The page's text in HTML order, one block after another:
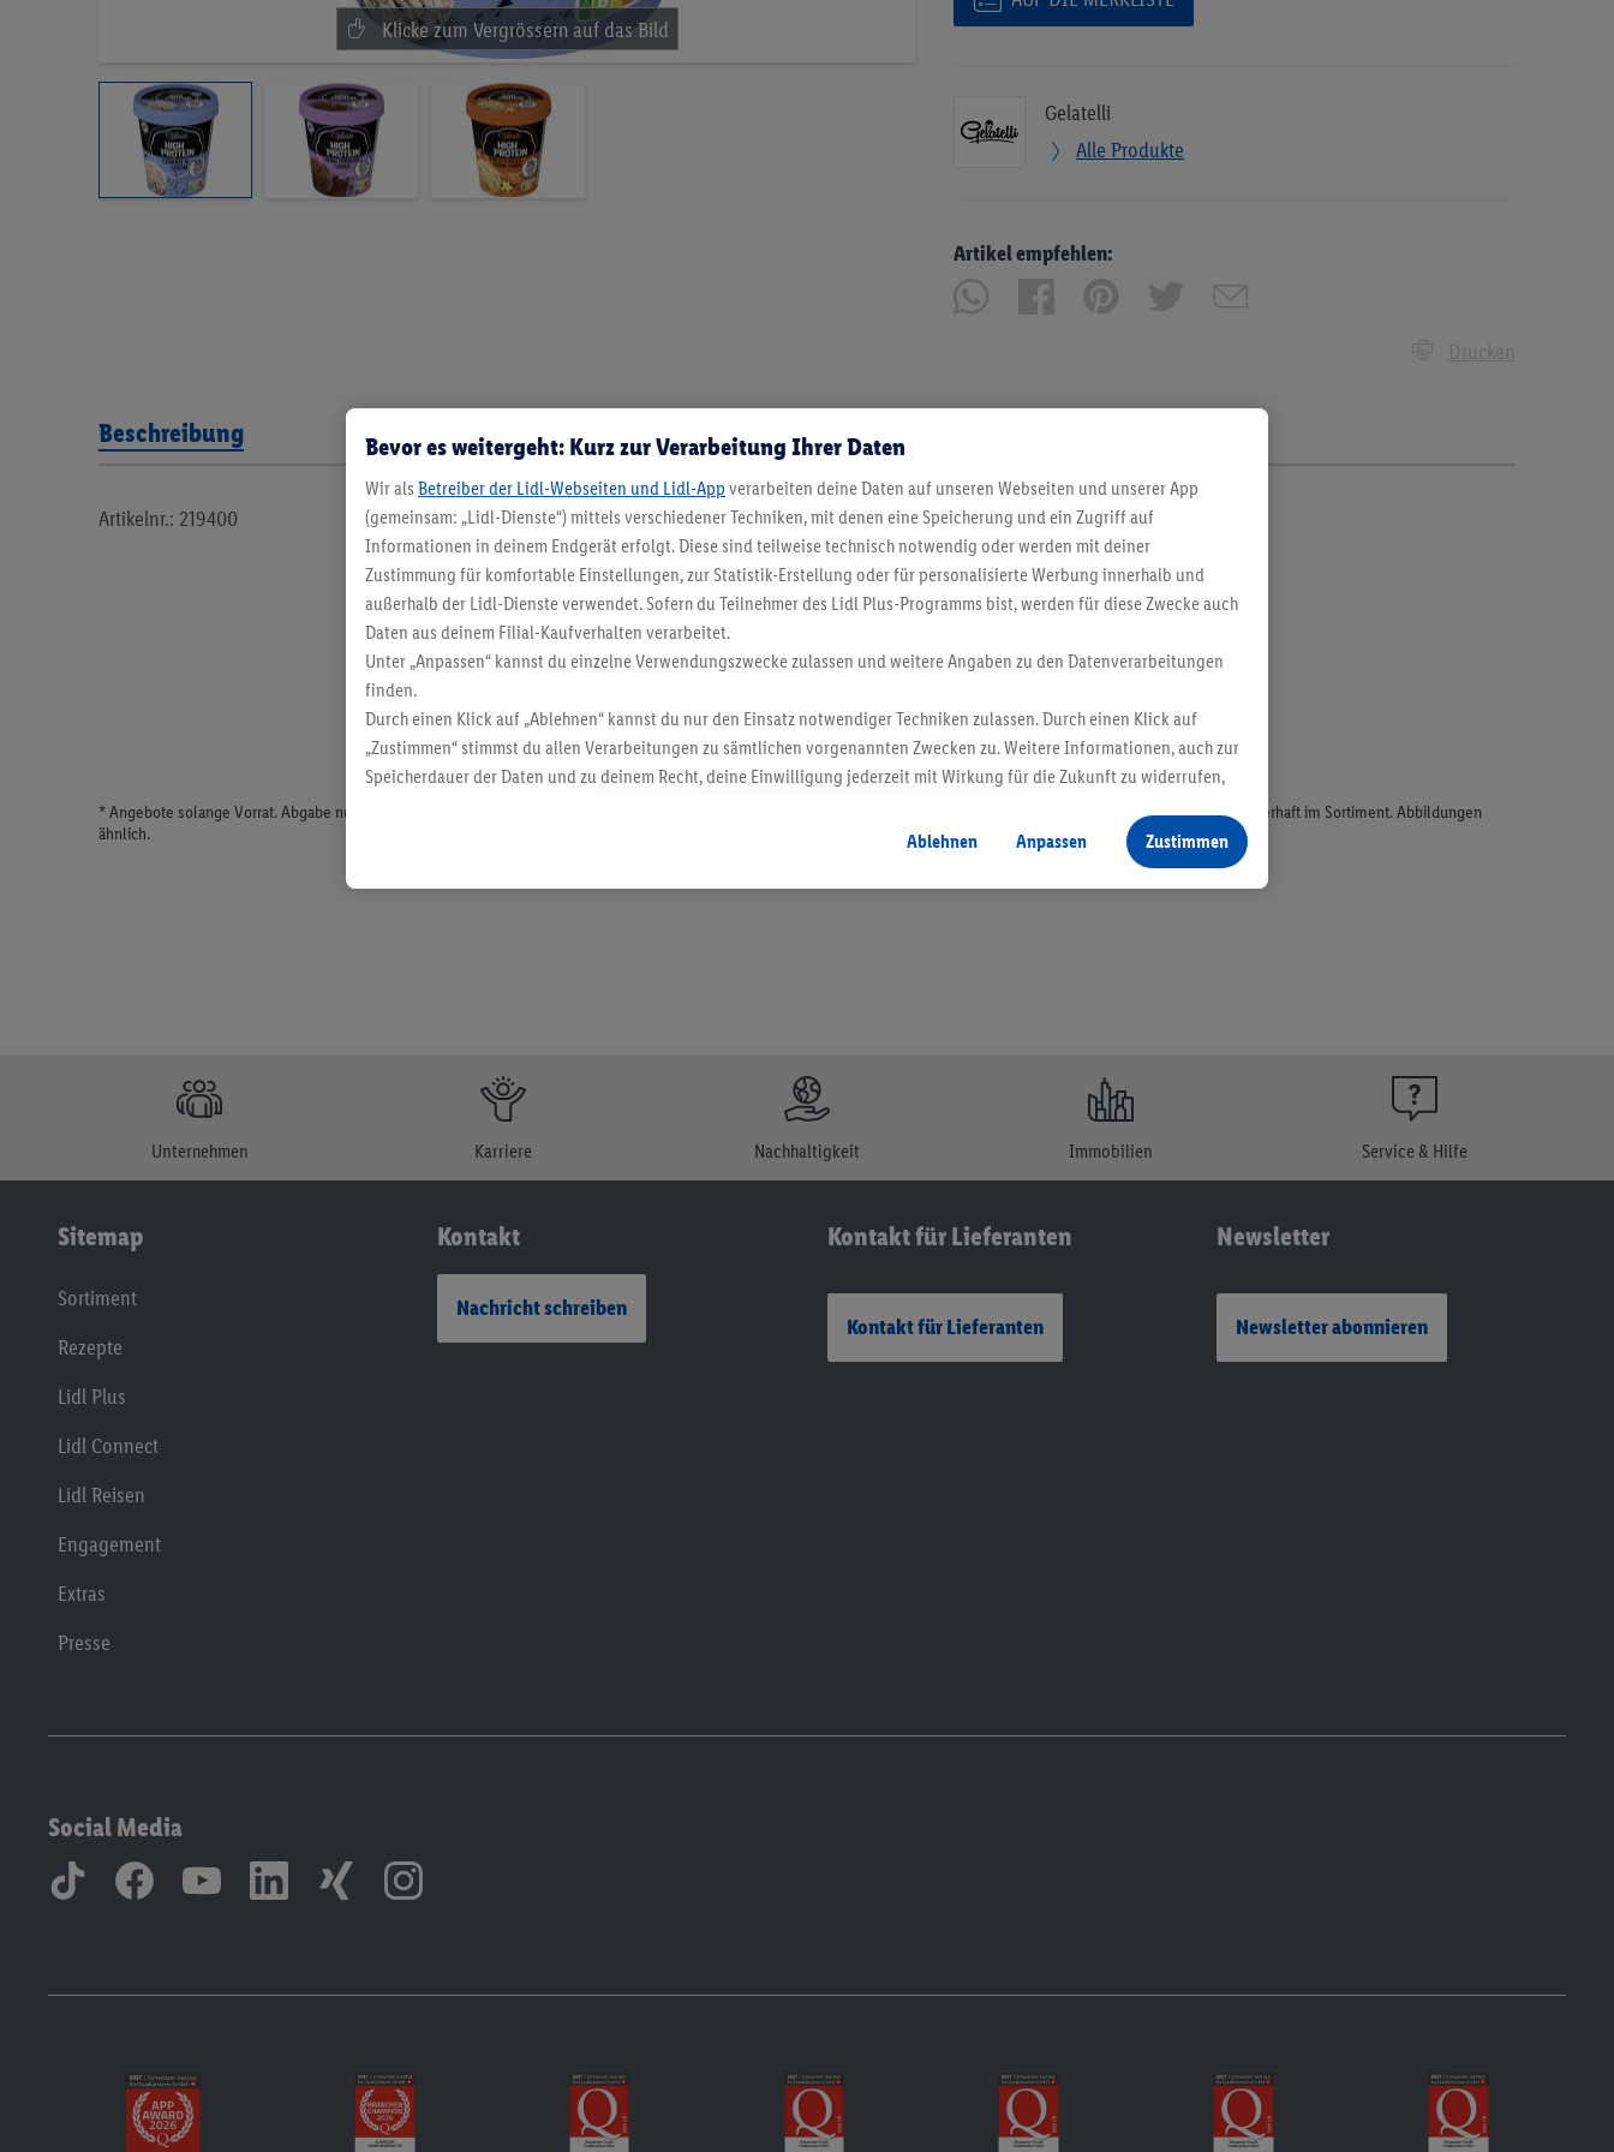
Gelatelli
Alle Produkte
Artikel empfehlen:
Drucken
Beschreibung
Artikelnr.: 219400
* Angebote solange Vorrat. Abgabe nur in haushaltsüblichen Mengen. Verkauf ohne Dekoration. Die hier beworbenen Produkte, vor allem NonFood-Produkte, sind nicht alle dauerhaft im Sortiment. Abbildungen
ähnlich.
Unternehmen Karriere Nachhaltigkeit Immobilien Service & Hilfe
Sitemap
Sortiment
Rezepte
Lidl Plus
Lidl Connect
Lidl Reisen
Engagement
Extras
Presse
Kontakt
Nachricht schreiben
Kontakt für Lieferanten
Kontakt für Lieferanten
Newsletter
Newsletter abonnieren
Social Media
Bevor es weitergeht: Kurz zur Verarbeitung Ihrer Daten
Wir als Betreiber der Lidl-Webseiten und Lidl-App verarbeiten deine Daten auf unseren Webseiten und unserer App
(gemeinsam: „Lidl-Dienste“) mittels verschiedener Techniken, mit denen eine Speicherung und ein Zugriff auf
Informationen in deinem Endgerät erfolgt. Diese sind teilweise technisch notwendig oder werden mit deiner
Zustimmung für komfortable Einstellungen, zur Statistik-Erstellung oder für personalisierte Werbung innerhalb und
außerhalb der Lidl-Dienste verwendet. Sofern du Teilnehmer des Lidl Plus-Programms bist, werden für diese Zwecke auch
Daten aus deinem Filial-Kaufverhalten verarbeitet.
Unter „Anpassen“ kannst du einzelne Verwendungszwecke zulassen und weitere Angaben zu den Datenverarbeitungen
finden.
Durch einen Klick auf „Ablehnen“ kannst du nur den Einsatz notwendiger Techniken zulassen. Durch einen Klick auf
„Zustimmen“ stimmst du allen Verarbeitungen zu sämtlichen vorgenannten Zwecken zu. Weitere Informationen, auch zur
Speicherdauer der Daten und zu deinem Recht, deine Einwilligung jederzeit mit Wirkung für die Zukunft zu widerrufen,
Ablehnen
Anpassen Zustimmen